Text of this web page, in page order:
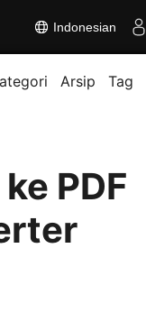
Indonesian
Arsip Tag
PDF